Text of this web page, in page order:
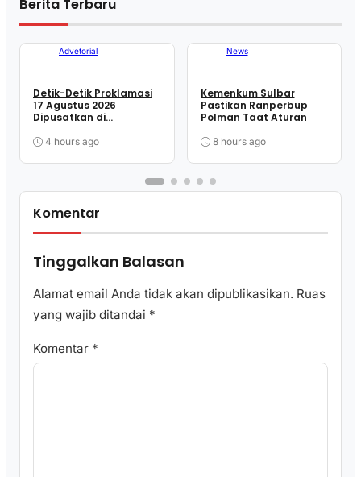
Berita Terbaru
Advetorial
Detik-Detik Proklamasi
17 Agustus 2026
Dipusatkan di
Kirang Mamuju
4 hours ago
News
Kemenkum Sulbar
Pastikan Ranperbup
Polman Taat Aturan
8 hours ago
Komentar
Tinggalkan Balasan
Alamat email Anda tidak akan dipublikasikan. Ruas
yang wajib ditandai *
Komentar *